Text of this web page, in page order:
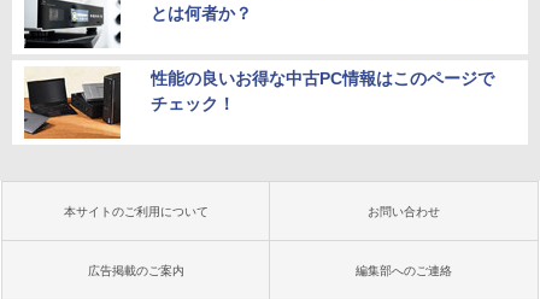
とは何者か？
性能の良いお得な中古PC情報はこのページで
チェック！
本サイトのご利用について お問い合わせ
広告掲載のご案内 編集部へのご連絡